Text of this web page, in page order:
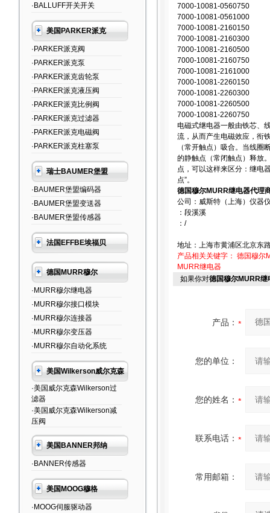
·BALLUFF开关开关
美国PARKER派克
·PARKER派克阀
·PARKER派克泵
·PARKER派克齿轮泵
·PARKER派克液压阀
·PARKER派克比例阀
·PARKER派克过滤器
·PARKER派克电磁阀
·PARKER派克柱塞泵
瑞士BAUMER堡盟
·BAUMER堡盟编码器
·BAUMER堡盟变送器
·BAUMER堡盟传感器
法国EFFBE埃福贝
德国MURR穆尔
·MURR穆尔继电器
·MURR穆尔接口模块
·MURR穆尔连接器
·MURR穆尔变压器
·MURR穆尔自动化系统
美国Wilkerson威尔克森
·美国威尔克森Wilkerson过
滤器
·美国威尔克森Wilkerson减
压阀
美国BANNER邦纳
·BANNER传感器
美国MOOG穆格
·MOOG伺服驱动器
7000-10081-0560750
7000-10081-0561000
7000-10081-2160150
7000-10081-2160300
7000-10081-2160500
7000-10081-2160750
7000-10081-2161000
7000-10081-2260150
7000-10081-2260300
7000-10081-2260500
7000-10081-2260750
电磁式继电器一般由铁芯、
流，从而产生电磁效应，衔
（常开触点）吸合。当线
的静触点（常闭触点）释放
点，可以这样来区分：继电
点”。
德国穆尔MURR继电器代理
公司：威斯特（上海）仪器
：段溪溪
：/
地址：上海市黄浦区北京东
产品相关关键字： 德国穆尔
MURR继电器
如果你对德国穆尔MURR继
产品：
您的单位：
您的姓名：
联系电话：
常用邮箱：